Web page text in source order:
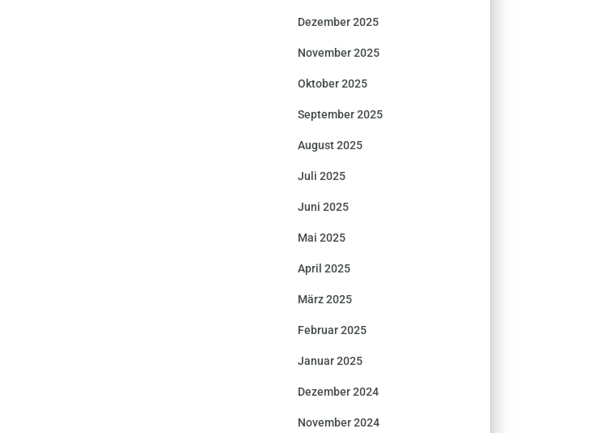
Dezember 2025
November 2025
Oktober 2025
September 2025
August 2025
Juli 2025
Juni 2025
Mai 2025
April 2025
März 2025
Februar 2025
Januar 2025
Dezember 2024
November 2024